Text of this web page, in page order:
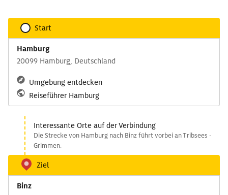
Start
Hamburg
20099 Hamburg, Deutschland
Umgebung entdecken
Reiseführer Hamburg
Interessante Orte auf der Verbindung
Die Strecke von Hamburg nach Binz führt vorbei an Tribsees -
Grimmen.
Ziel
Binz